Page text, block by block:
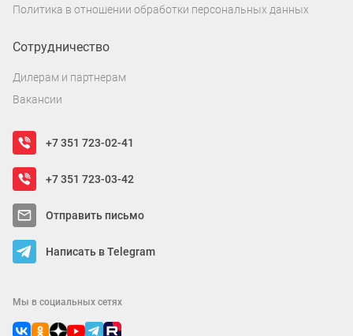
Политика в отношении обработки персональных данных
Сотрудничество
Дилерам и партнерам
Вакансии
+7 351 723-02-41
+7 351 723-03-42
Отправить письмо
Написать в Telegram
Мы в социальных сетях